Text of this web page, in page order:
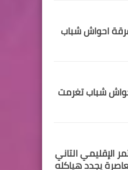
احواش شباب
شباب تغرمت
الإقليمي التاني
يجدد هياكله